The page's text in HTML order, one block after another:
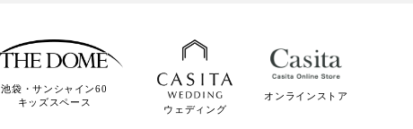
池袋・サンシャイン60
キッズスペース
ウェディング
オンラインストア